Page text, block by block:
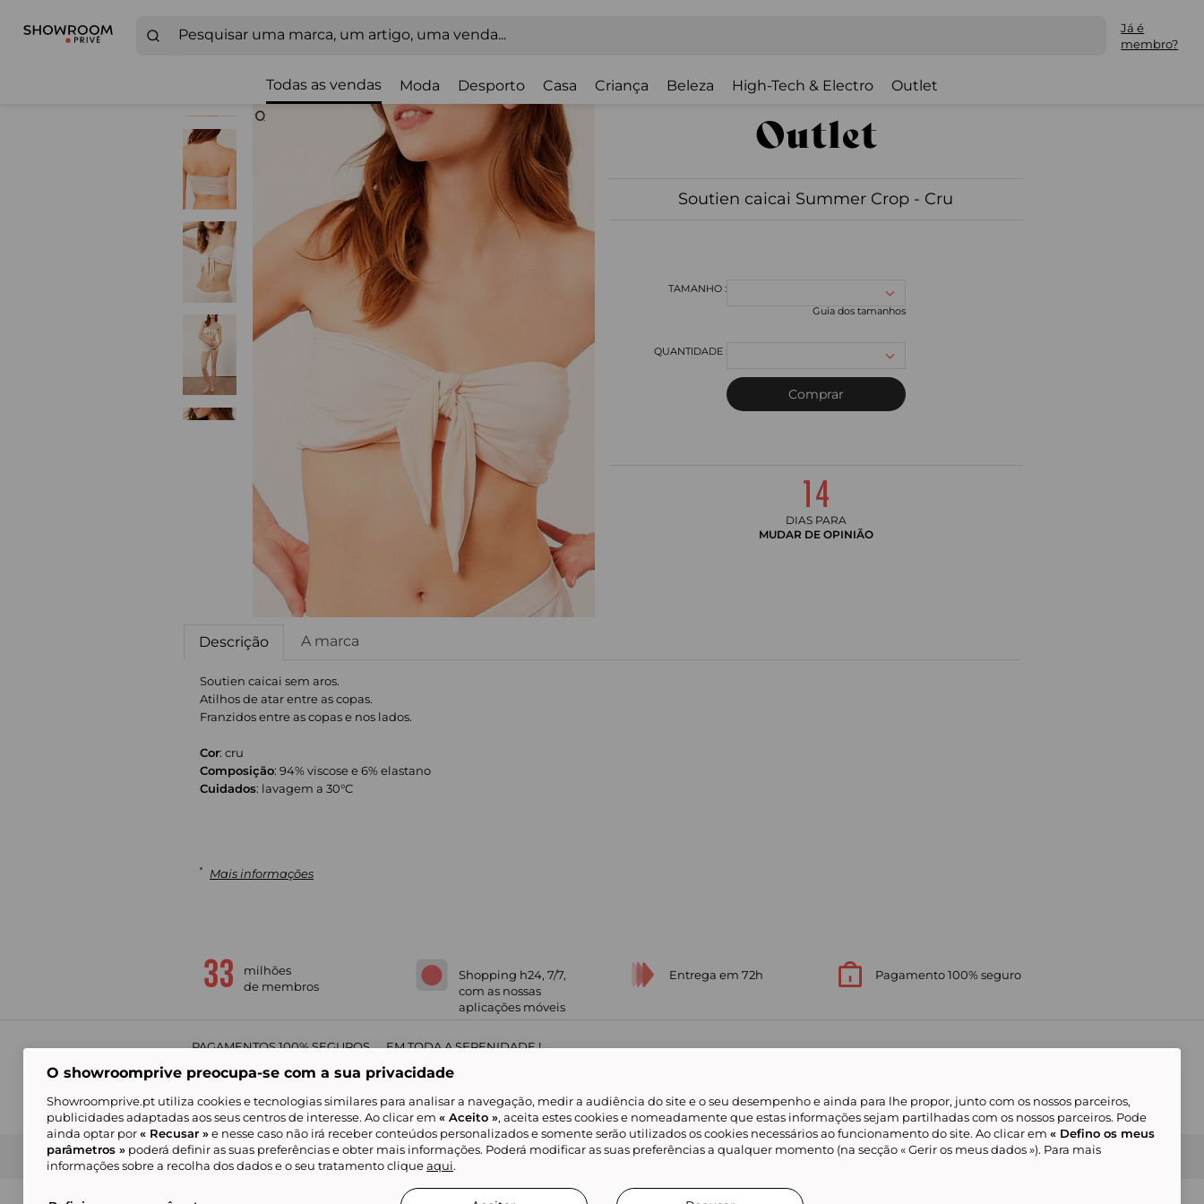
Já é
membro?
Todas as vendas Moda Desporto Casa Criança Beleza High-Tech & Electro Outlet
Soutien caicai Summer Crop - Cru
Guia dos tamanhos
Comprar
DIAS PARA
MUDAR DE OPINIÃO
Descrição A marca
Soutien caicai sem aros.
Atilhos de atar entre as copas.
Franzidos entre as copas e nos lados.
Cor: cru
Composição: 94% viscose e 6% elastano
Cuidados: lavagem a 30°C
* Mais informações
milhões
de membros
Shopping h24, 7/7,
com as nossas
aplicações móveis
Entrega em 72h Pagamento 100% seguro
PAGAMENTOS 100% SEGUROS EM TODA A SERENIDADE !
Condições Gerais de Venda Política de Confidencialidade Livro de Reclamações Showroomprive group Ajuda e Contacto Gerir os meus cookies
Condições Gerais
de Marketplace
Alguns visuais são gerados com inteligência artificial
O showroomprive preocupa-se com a sua privacidade
Showroomprive.pt utiliza cookies e tecnologias similares para analisar a navegação, medir a audiência do site e o seu desempenho e ainda para lhe propor, junto com os nossos parceiros,
publicidades adaptadas aos seus centros de interesse. Ao clicar em « Aceito », aceita estes cookies e nomeadamente que estas informações sejam partilhadas com os nossos parceiros. Pode
ainda optar por« Recusar »e nesse caso não irá receber conteúdos personalizados e somente serão utilizados os cookies necessários ao funcionamento do site. Ao clicar em « Defino os meus
parâmetros » poderá definir as suas preferências e obter mais informações. Poderá modificar as suas preferências a qualquer momento (na secção « Gerir os meus dados »). Para mais
informações sobre a recolha dos dados e o seu tratamento cliqueaqui.